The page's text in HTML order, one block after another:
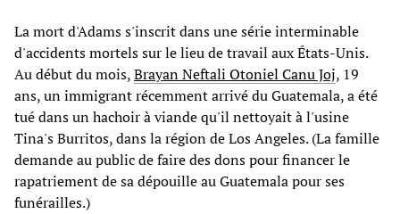
La mort d'Adams s'inscrit dans une série interminable
d'accidents mortels sur le lieu de travail aux États-Unis.
Au début du mois,Brayan Neftali Otoniel Canu Joj, 19
ans, un immigrant récemment arrivé du Guatemala, a été
tué dans un hachoir à viande qu'il nettoyait à l'usine
Tina's Burritos, dans la région de Los Angeles. (La famille
demande au public de faire des dons pour financer le
rapatriement de sa dépouille au Guatemala pour ses
funérailles.)